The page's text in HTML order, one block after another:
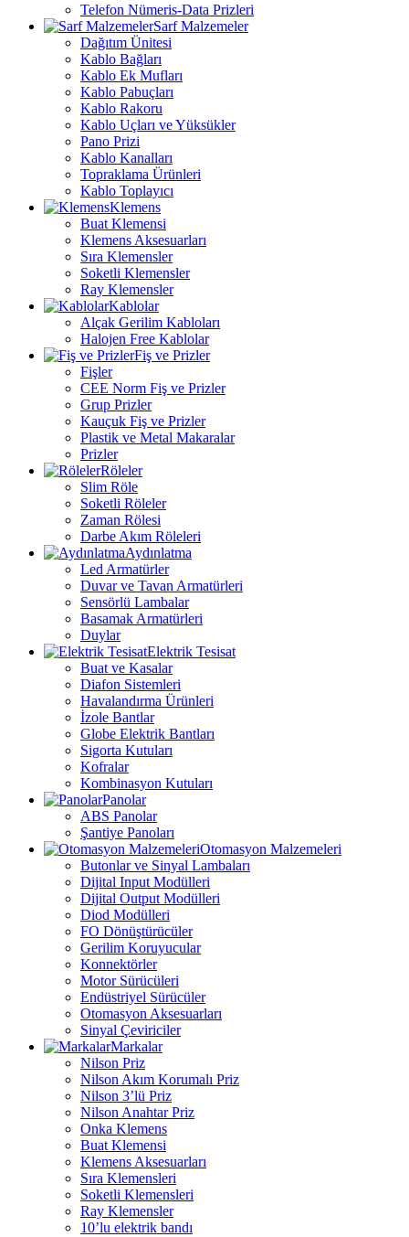
Telefon Nümeris-Data Prizleri
Sarf Malzemeler
Dağıtım Ünitesi
Kablo Bağları
Kablo Ek Mufları
Kablo Pabuçları
Kablo Rakoru
Kablo Uçları ve Yüksükler
Pano Prizi
Kablo Kanalları
Topraklama Ürünleri
Kablo Toplayıcı
Klemens
Buat Klemensi
Klemens Aksesuarları
Sıra Klemensler
Soketli Klemensler
Ray Klemensler
Kablolar
Alçak Gerilim Kabloları
Halojen Free Kablolar
Fiş ve Prizler
Fişler
CEE Norm Fiş ve Prizler
Grup Prizler
Kauçuk Fiş ve Prizler
Plastik ve Metal Makaralar
Prizler
Röleler
Slim Röle
Soketli Röleler
Zaman Rölesi
Darbe Akım Röleleri
Aydınlatma
Led Armatürler
Duvar ve Tavan Armatürleri
Sensörlü Lambalar
Basamak Armatürleri
Duylar
Elektrik Tesisat
Buat ve Kasalar
Diafon Sistemleri
Havalandırma Ürünleri
İzole Bantlar
Globe Elektrik Bantları
Sigorta Kutuları
Kofralar
Kombinasyon Kutuları
Panolar
ABS Panolar
Şantiye Panoları
Otomasyon Malzemeleri
Butonlar ve Sinyal Lambaları
Dijital Input Modülleri
Dijital Output Modülleri
Diod Modülleri
FO Dönüştürücüler
Gerilim Koruyucular
Konnektörler
Motor Sürücüleri
Endüstriyel Sürücüler
Otomasyon Aksesuarları
Sinyal Çeviriciler
Markalar
Nilson Priz
Nilson Akım Korumalı Priz
Nilson 3’lü Priz
Nilson Anahtar Priz
Onka Klemens
Buat Klemensi
Klemens Aksesuarları
Sıra Klemensleri
Soketli Klemensleri
Ray Klemensler
10’lu elektrik bandı